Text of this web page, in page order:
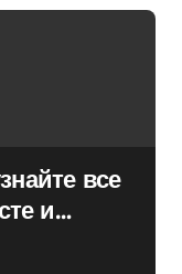
все
и